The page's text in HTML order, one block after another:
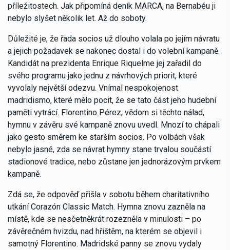
příležitostech. Jak připomíná deník MARCA, na Bernabéu ji
nebylo slyšet několik let. Až do soboty.
Důležité je, že řada socios už dlouho volala po jejím návratu
a jejich požadavek se nakonec dostal i do volební kampaně.
Kandidát na prezidenta Enrique Riquelme jej zařadil do
svého programu jako jednu z návrhových priorit, které
vyvolaly největší odezvu. Vnímal nespokojenost
madridismo, které mělo pocit, že se tato část jeho hudební
paměti vytrácí. Florentino Pérez, vědom si těchto nálad,
hymnu v závěru své kampaně znovu uvedl. Mnozí to chápali
jako gesto směrem ke starším socios. Po volbách však
nebylo jasné, zda se návrat hymny stane trvalou součástí
stadionové tradice, nebo zůstane jen jednorázovým prvkem
kampaně.
Zdá se, že odpověď přišla v sobotu během charitativního
utkání Corazón Classic Match. Hymna znovu zazněla na
místě, kde se nesčetněkrát rozezněla v minulosti – po
závěrečném hvizdu, nad hřištěm, na kterém se objevil i
samotný Florentino. Madridské panny se znovu vydaly